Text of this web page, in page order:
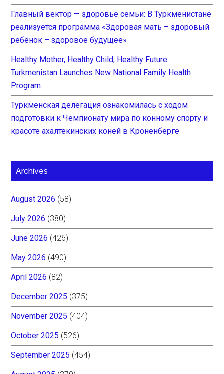
Главный вектор — здоровье семьи: В Туркменистане
реализуется программа «Здоровая мать – здоровый
ребёнок – здоровое будущее»
Healthy Mother, Healthy Child, Healthy Future:
Turkmenistan Launches New National Family Health
Program
Туркменская делегация ознакомилась с ходом
подготовки к Чемпионату мира по конному спорту и
красоте ахалтекинских коней в Кроненберге
Archives
August 2026 (58)
July 2026 (380)
June 2026 (426)
May 2026 (490)
April 2026 (82)
December 2025 (375)
November 2025 (404)
October 2025 (526)
September 2025 (454)